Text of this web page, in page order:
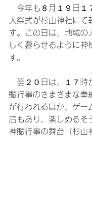
今年も８月１９日１
大祭式が杉山神社にて
す。この日は、地域の
しく暮らせるように神
す。
翌２０日は、１７時
賑行事のさまざまな奉
が行われるほか、ゲー
店もあり、楽しめるそ
神賑行事の舞台（杉山